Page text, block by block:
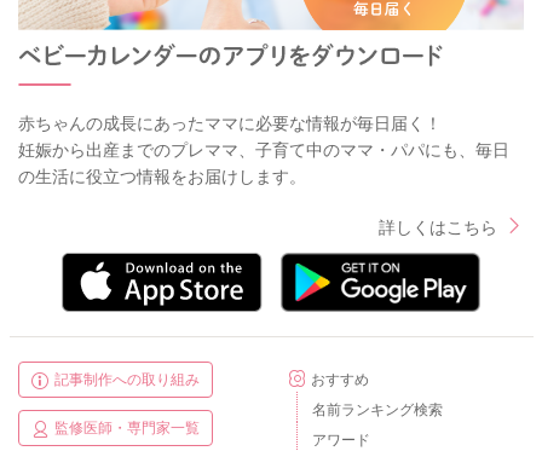
赤ちゃんの成長にあったママに必要な情報が毎日届く！
妊娠から出産までのプレママ、子育て中のママ・パパにも、毎日
の生活に役立つ情報をお届けします。
詳しくはこちら
記事制作への取り組み
監修医師・専門家一覧
おすすめ
名前ランキング検索
アワード